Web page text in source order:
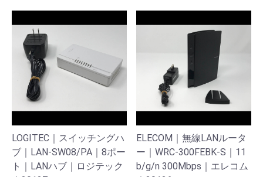
LOGITEC｜スイッチングハ
ブ｜LAN-SW08/PA｜8ポー
ト｜LANハブ｜ロジテック
ELECOM｜無線LANルータ
ー｜WRC-300FEBK-S｜11
b/g/n 300Mbps｜エレコム